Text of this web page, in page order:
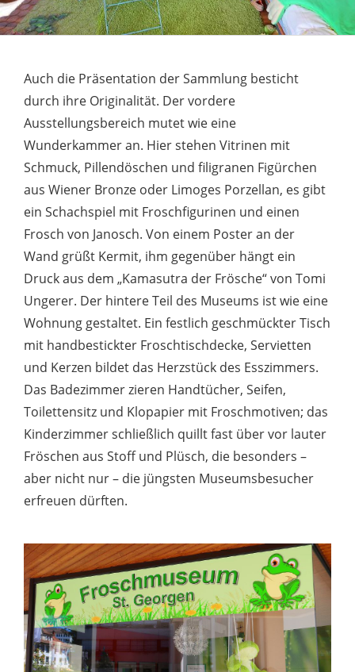
Auch die Präsentation der Sammlung besticht
durch ihre Originalität. Der vordere
Ausstellungsbereich mutet wie eine
Wunderkammer an. Hier stehen Vitrinen mit
Schmuck, Pillendöschen und filigranen Figürchen
aus Wiener Bronze oder Limoges Porzellan, es gibt
ein Schachspiel mit Froschfigurinen und einen
Frosch von Janosch. Von einem Poster an der
Wand grüßt Kermit, ihm gegenüber hängt ein
Druck aus dem „Kamasutra der Frösche“ von Tomi
Ungerer. Der hintere Teil des Museums ist wie eine
Wohnung gestaltet. Ein festlich geschmückter Tisch
mit handbestickter Froschtischdecke, Servietten
und Kerzen bildet das Herzstück des Esszimmers.
Das Badezimmer zieren Handtücher, Seifen,
Toilettensitz und Klopapier mit Froschmotiven; das
Kinderzimmer schließlich quillt fast über vor lauter
Fröschen aus Stoff und Plüsch, die besonders –
aber nicht nur – die jüngsten Museumsbesucher
erfreuen dürften.